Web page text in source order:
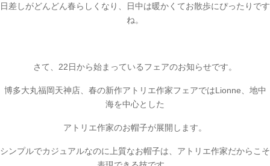
日差しがどんどん春らしくなり、日中は暖かくてお散歩にぴったりです
ね。
さて、22日から始まっているフェアのお知らせです。
博多大丸福岡天神店、春の新作アトリエ作家フェアではLionne、地中
海を中心とした
アトリエ作家のお帽子が展開します。
シンプルでカジュアルなのに上質なお帽子は、アトリエ作家だからこそ